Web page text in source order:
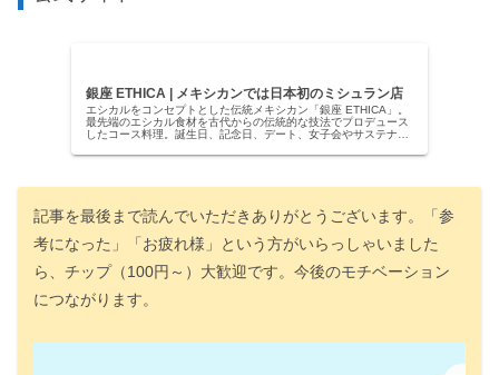
銀座 ETHICA | メキシカンでは日本初のミシュラン店
エシカルをコンセプトとした伝統メキシカン「銀座 ETHICA」。
最先端のエシカル食材を古代からの伝統的な技法でプロデュース
したコース料理。誕生日、記念日、デート、女子会やサステナブ
す。...
記事を最後まで読んでいただきありがとうございます。「参
考になった」「お疲れ様」という方がいらっしゃいました
ら、チップ（100円～）大歓迎です。今後のモチベーション
につながります。